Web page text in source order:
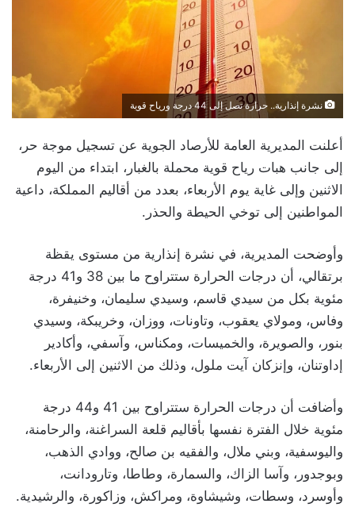
نشرة إنذارية.. حرارة تصل إلى 44 درجة ورياح قوية
أعلنت المديرية العامة للأرصاد الجوية عن تسجيل موجة حر،
إلى جانب هبات رياح قوية محملة بالغبار، ابتداء من اليوم
الاثنين وإلى غاية يوم الأربعاء، بعدد من أقاليم المملكة، داعية
المواطنين إلى توخي الحيطة والحذر.
وأوضحت المديرية، في نشرة إنذارية من مستوى يقظة
برتقالي، أن درجات الحرارة ستتراوح ما بين 38 و41 درجة
مئوية بكل من سيدي قاسم، وسيدي سليمان، وخنيفرة،
وفاس، ومولاي يعقوب، وتاونات، ووزان، وخريبكة، وسيدي
بنور، والصويرة، والخميسات، ومكناس، وآسفي، وأكادير
إداوتنان، وإنزكان آيت ملول، وذلك من الاثنين إلى الأربعاء.
وأضافت أن درجات الحرارة ستتراوح بين 41 و44 درجة
مئوية خلال الفترة نفسها بأقاليم قلعة السراغنة، والرحامنة،
واليوسفية، وبني ملال، والفقيه بن صالح، ووادي الذهب،
وبوجدور، وآسا الزاك، والسمارة، وطاطا، وتارودانت،
وأوسرد، وسطات، وشيشاوة، ومراكش، وزاكورة، والرشيدية.